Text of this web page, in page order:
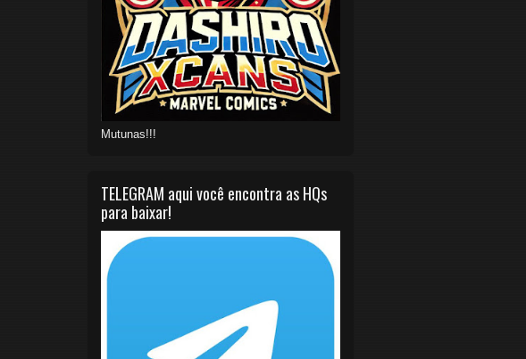
Mutunas!!!
TELEGRAM aqui você encontra as HQs
para baixar!